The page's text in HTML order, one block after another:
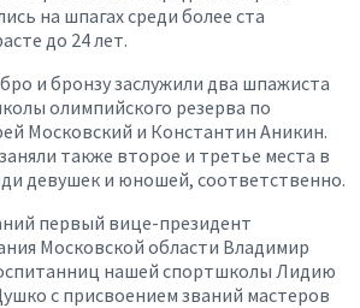
на шпагах среди более ста
до 24 лет.
и бронзу заслужили два шпажиста
олимпийского резерва по
Московский и Константин Аникин.
также второе и третье места в
девушек и юношей, соответственно.
первый вице-президент
Московской области Владимир
нашей спортшколы Лидию
с присвоением званий мастеров